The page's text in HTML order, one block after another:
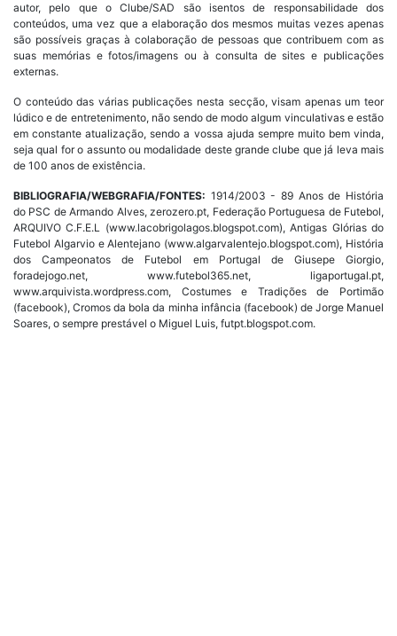
autor, pelo que o Clube/SAD são isentos de responsabilidade dos
conteúdos, uma vez que a elaboração dos mesmos muitas vezes apenas
são possíveis graças à colaboração de pessoas que contribuem com as
suas memórias e fotos/imagens ou à consulta de sites e publicações
externas.
O conteúdo das várias publicações nesta secção, visam apenas um teor
lúdico e de entretenimento, não sendo de modo algum vinculativas e estão
em constante atualização, sendo a vossa ajuda sempre muito bem vinda,
seja qual for o assunto ou modalidade deste grande clube que já leva mais
de 100 anos de existência.
BIBLIOGRAFIA/WEBGRAFIA/FONTES: 1914/2003 - 89 Anos de História
do PSC de Armando Alves, zerozero.pt, Federação Portuguesa de Futebol,
ARQUIVO C.F.E.L (www.lacobrigolagos.blogspot.com), Antigas Glórias do
Futebol Algarvio e Alentejano (www.algarvalentejo.blogspot.com), História
dos Campeonatos de Futebol em Portugal de Giusepe Giorgio,
foradejogo.net, www.futebol365.net, ligaportugal.pt,
www.arquivista.wordpress.com, Costumes e Tradições de Portimão
(facebook), Cromos da bola da minha infância (facebook) de Jorge Manuel
Soares, o sempre prestável o Miguel Luis, futpt.blogspot.com.